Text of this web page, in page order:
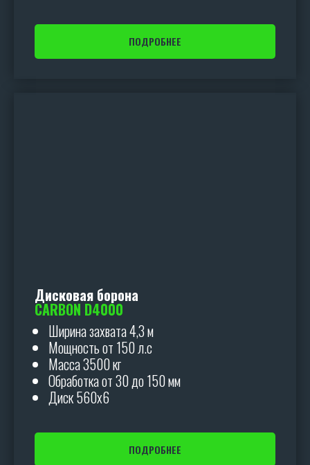
ПОДРОБНЕЕ
Дисковая борона
CARBON D4000
Ширина захвата 4,3 м
Мощность от 150 л.с
Масса 3500 кг
Обработка от 30 до 150 мм
Диск 560х6
ПОДРОБНЕЕ